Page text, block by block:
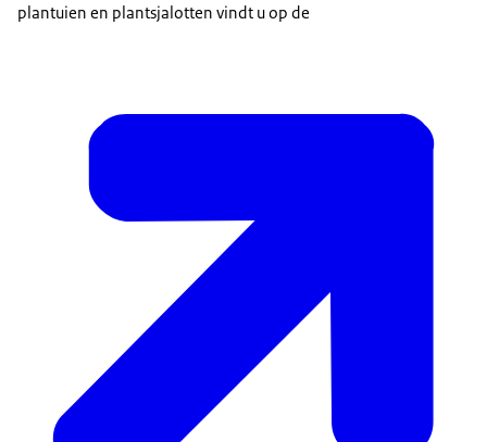
plantuien en plantsjalotten vindt u op de